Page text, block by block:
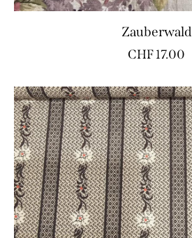
Zauberwald
CHF17.00